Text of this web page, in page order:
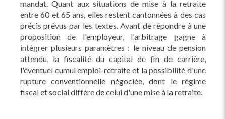
mandat. Quant aux situations de mise à la retraite
entre 60 et 65 ans, elles restent cantonnées à des cas
précis prévus par les textes. Avant de répondre à une
proposition de l'employeur, l'arbitrage gagne à
intégrer plusieurs paramètres : le niveau de pension
attendu, la fiscalité du capital de fin de carrière,
l'éventuel cumul emploi-retraite et la possibilité d'une
rupture conventionnelle négociée, dont le régime
fiscal et social diffère de celui d'une mise à la retraite.